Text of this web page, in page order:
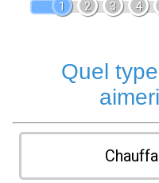
1 2 3 4
Quel